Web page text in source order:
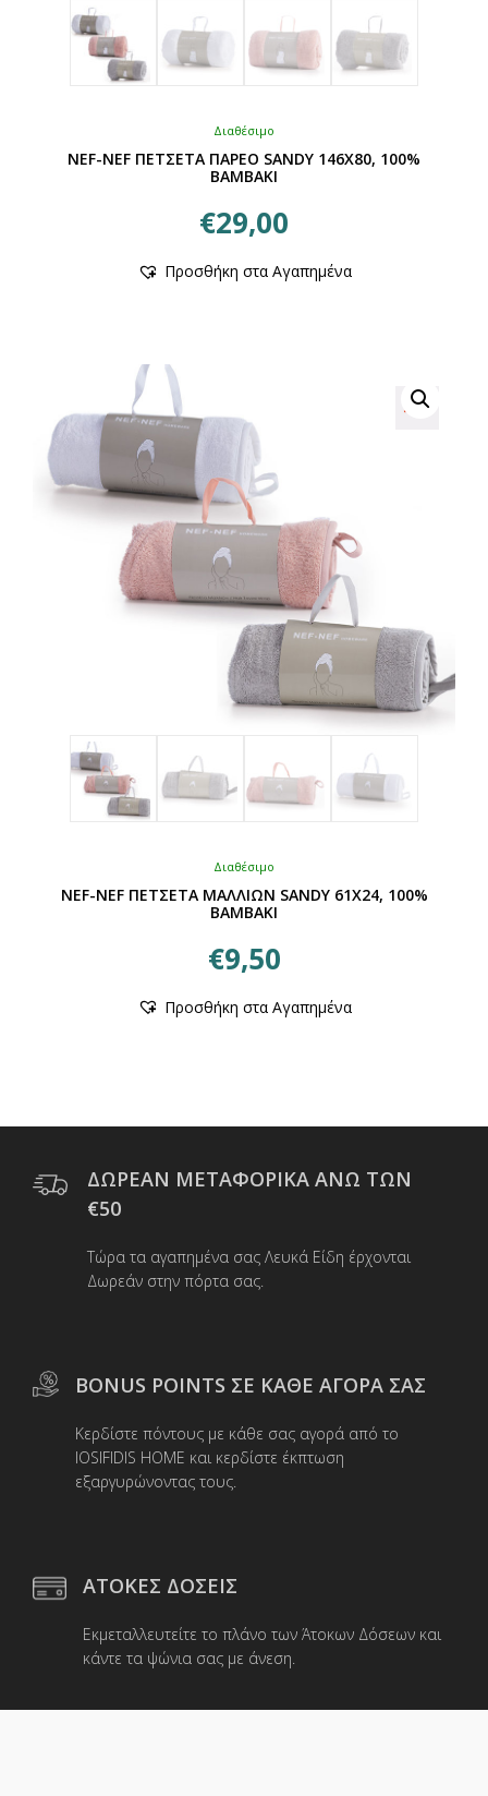
Διαθέσιμο
NEF-NEF ΠΕΤΣΕΤΑ ΠΑΡΕΟ SANDY 146Χ80, 100%
BAMBAKI
€29,00
το
επιλογές
μπορούν
να
επιλεγούν
στη
σελίδα
προϊόντος
Προσθήκη στα Αγαπημένα
Διαθέσιμο
NEF-NEF ΠΕΤΣΕΤΑ ΜΑΛΛΙΩΝ SANDY 61Χ24, 100%
BAMBAKI
€9,50
το
Οι
μπορούν
σελίδα
του
Προσθήκη στα Αγαπημένα
ΔΩΡΕΑΝ ΜΕΤΑΦΟΡΙΚΑ ΑΝΩ ΤΩΝ
€50
Τώρα τα αγαπημένα σας Λευκά Είδη έρχονται
Δωρεάν στην πόρτα σας.
BONUS POINTS ΣΕ ΚΑΘΕ ΑΓΟΡΑ ΣΑΣ
Κερδίστε πόντους με κάθε σας αγορά από το
IOSIFIDIS HOME και κερδίστε έκπτωση
εξαργυρώνοντας τους.
ΑΤΟΚΕΣ ΔΟΣΕΙΣ
Εκμεταλλευτείτε το πλάνο των Άτοκων Δόσεων και
κάντε τα ψώνια σας με άνεση.